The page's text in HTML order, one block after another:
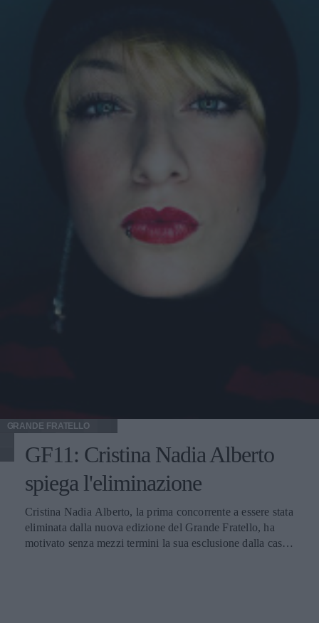
GRANDE FRATELLO
GF11: Cristina Nadia Alberto
spiega l'eliminazione
Cristina Nadia Alberto, la prima concorrente a essere stata
eliminata dalla nuova edizione del Grande Fratello, ha
motivato senza mezzi termini la sua esclusione dalla casa.